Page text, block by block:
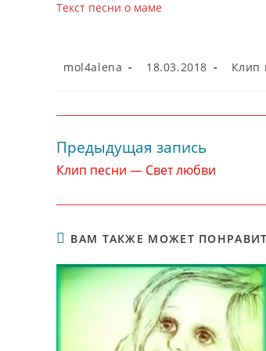
Текст песни о маме
Автор
mol4alena
Запись
18.03.2018 Клип
Читать
далее
статьи
Предыдущая запись
Клип песни — Свет любви
ВАМ ТАКЖЕ МОЖЕТ